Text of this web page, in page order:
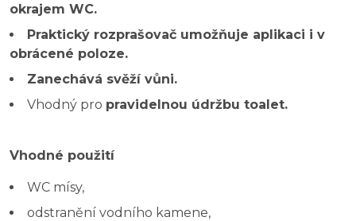
okrajem WC.
Praktický rozprašovač umožňuje aplikaci i v
obrácené poloze.
Zanechává svěží vůni.
Vhodný pro pravidelnou údržbu toalet.
Vhodné použití
WC mísy,
odstranění vodního kamene,